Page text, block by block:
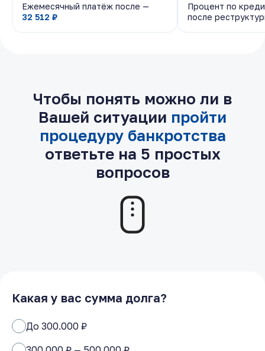
Ежемесячный платёж после —
32 512 ₽
Процент по
после
Ежемесячный платёж после —
32 512 ₽
Процент по
после
Чтобы понять можно ли в
Вашей ситуации пройти
процедуру банкротства
ответьте на 5 простых
вопросов
Какая у вас сумма долга?
До 300.000 ₽